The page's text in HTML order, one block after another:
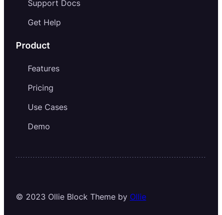
Support Docs
Get Help
Product
Features
Pricing
Use Cases
Demo
© 2023 Ollie Block Theme by Ollie